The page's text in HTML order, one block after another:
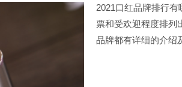
2021口红品牌排行
票和受欢迎程度排列
品牌都有详细的介绍